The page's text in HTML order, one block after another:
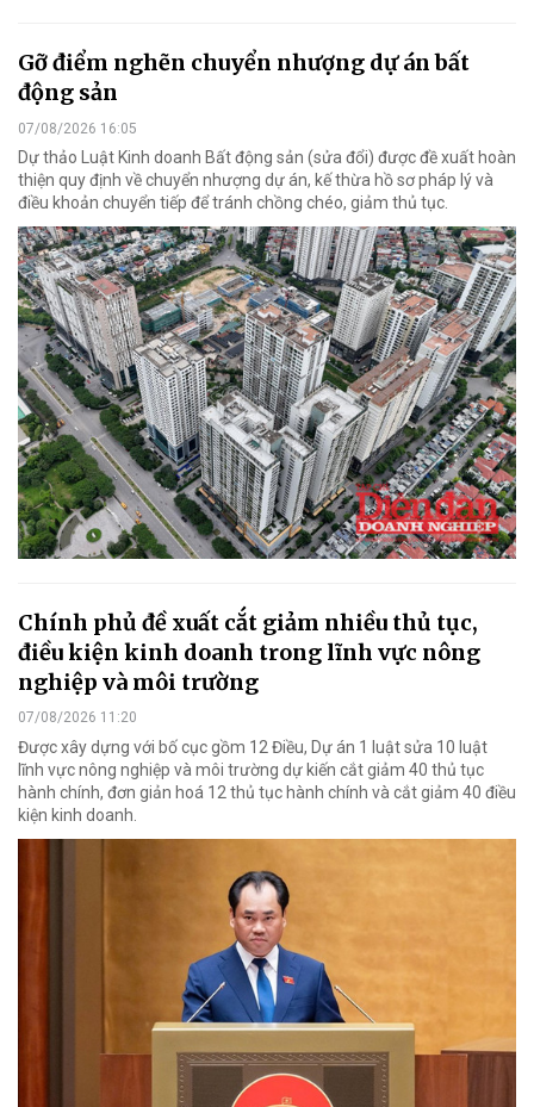
Gỡ điểm nghẽn chuyển nhượng dự án bất
động sản
07/08/2026 16:05
Dự thảo Luật Kinh doanh Bất động sản (sửa đổi) được đề xuất hoàn
thiện quy định về chuyển nhượng dự án, kế thừa hồ sơ pháp lý và
điều khoản chuyển tiếp để tránh chồng chéo, giảm thủ tục.
Chính phủ đề xuất cắt giảm nhiều thủ tục,
điều kiện kinh doanh trong lĩnh vực nông
nghiệp và môi trường
07/08/2026 11:20
Được xây dựng với bố cục gồm 12 Điều, Dự án 1 luật sửa 10 luật
lĩnh vực nông nghiệp và môi trường dự kiến cắt giảm 40 thủ tục
hành chính, đơn giản hoá 12 thủ tục hành chính và cắt giảm 40 điều
kiện kinh doanh.